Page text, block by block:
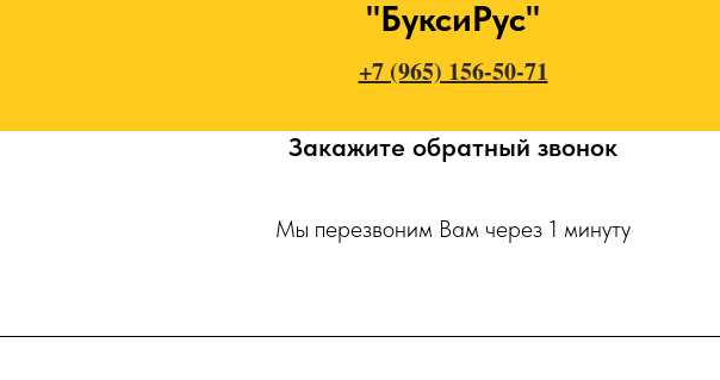
"БуксиРус"
+7 (965) 156-50-71
Закажите обратный звонок
Мы перезвоним Вам через 1 минуту